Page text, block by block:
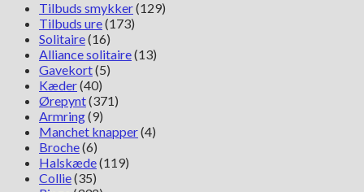
Tilbuds smykker(129)
Tilbuds ure(173)
Solitaire(16)
Alliance solitaire(13)
Gavekort(5)
Kæder(40)
Ørepynt(371)
Armring(9)
Manchet knapper(4)
Broche(6)
Halskæde(119)
Collie(35)